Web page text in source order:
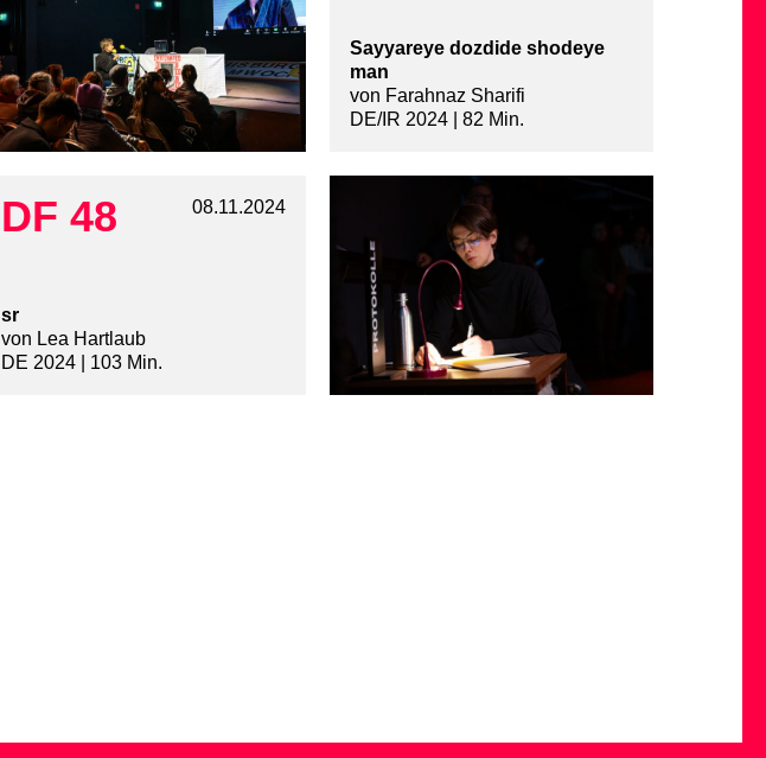
Sayyareye dozdide shodeye
man
von Farahnaz Sharifi
DE/IR 2024 | 82 Min.
DF 48 08.11.2024
sr
von Lea Hartlaub
DE 2024 | 103 Min.